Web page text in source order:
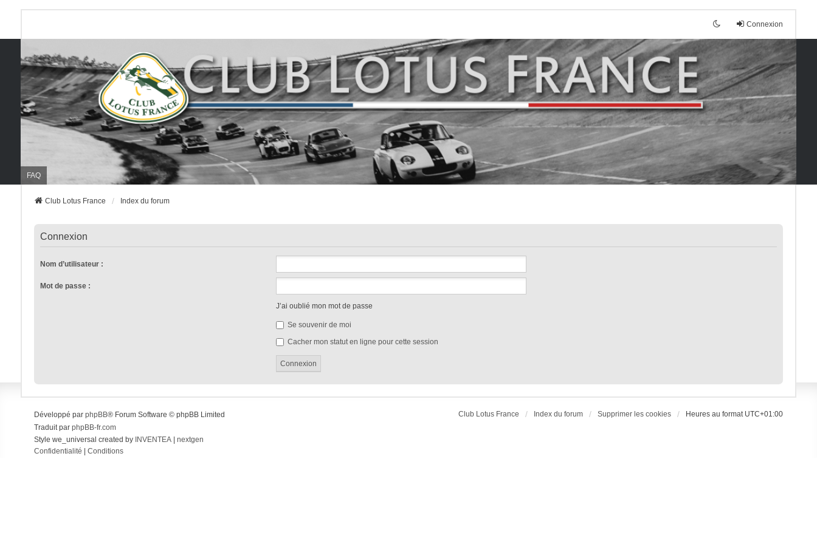
Connexion
FAQ
Club Lotus France Index du forum
Connexion
Nom d’utilisateur :
Mot de passe :
J’ai oublié mon mot de passe
Se souvenir de moi
Cacher mon statut en ligne pour cette session
Club Lotus France Index du forum Supprimer les cookies Heures au format UTC+01:00
Développé par phpBB® Forum Software © phpBB Limited
Traduit par phpBB-fr.com
Style we_universal created by INVENTEA| nextgen
Confidentialité
Conditions